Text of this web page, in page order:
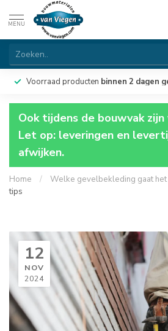
MENU
Voorraad producten binnen 2 dagen
Ook tijdens de bouwvak
Let op: leveringen en
afwijken.
Home / Welke gevelbekleding gaat het
tips
12
NOV
2024